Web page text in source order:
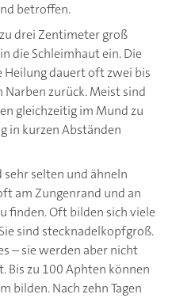
betroffen.
drei Zentimeter groß
die Schleimhaut ein. Die
Heilung dauert oft zwei bis
Narben zurück. Meist sind
gleichzeitig im Mund zu
in kurzen Abständen
selten und ähneln
am Zungenrand und an
finden. Oft bilden sich viele
sind stecknadelkopfgroß.
– sie werden aber nicht
Bis zu 100 Aphten können
bilden. Nach zehn Tagen